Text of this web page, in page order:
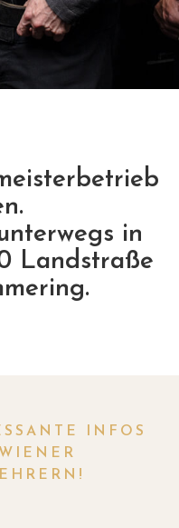
in
Landstraße
INFOS